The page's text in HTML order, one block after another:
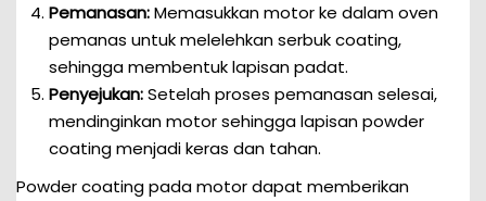
Pemanasan:Memasukkan motor ke dalam oven
pemanas untuk melelehkan serbuk coating,
sehingga membentuk lapisan padat.
Penyejukan:Setelah proses pemanasan selesai,
mendinginkan motor sehingga lapisan powder
coating menjadi keras dan tahan.
Powder coating pada motor dapat memberikan